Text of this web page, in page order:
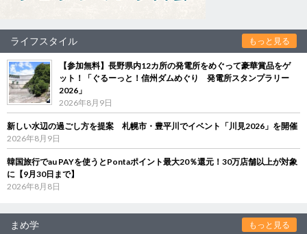
ライフスタイル もっと見る
【参加無料】長野県内12カ所の発電所をめぐって豪華賞品をゲ
ット！「ぐるーっと！信州ダムめぐり 発電所スタンプラリー
2026」
2026年8月9日
新しい水辺の過ごし方を提案 札幌市・豊平川でイベント「川見2026」を開催
2026年8月9日
韓国旅行でau PAYを使うとPontaポイント最大20％還元！30万店舗以上が対象
に【9月30日まで】
2026年8月8日
まめ学 もっと見る